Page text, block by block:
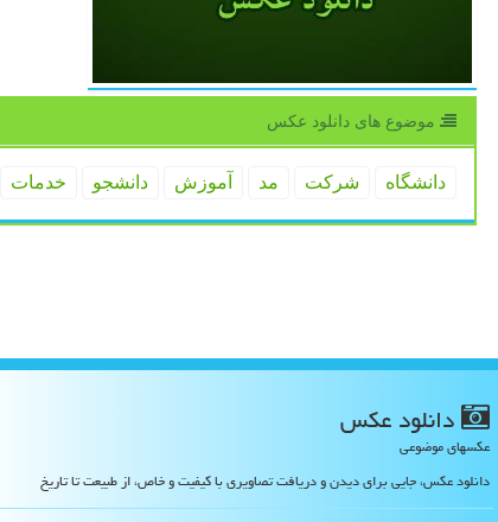
موضوع های دانلود عكس
دانشگاه شركت مد آموزش دانشجو خدمات
دانلود عكس
عکسهای موضوعی
دانلود عکس، جایی برای دیدن و دریافت تصاویری با کیفیت و خاص، از طبیعت تا تاریخ